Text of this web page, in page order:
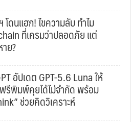
โดนแฮก! ไขความลับ ทำไม
ที่เครมว่าปลอดภัย แต่
ย?
อัปเดต GPT-5.6 Luna ให้
รีพิมพ์คุยได้ไม่จำกัด พร้อม
ช่วยคิดวิเคราะห์